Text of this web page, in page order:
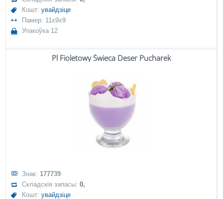
Кошт:увайдзіце
Памер: 11x9x9
Упакоўка 12
Pl Fioletowy Świeca Deser Pucharek
Знак: 177739
Складскія запасы:0,
Кошт:увайдзіце